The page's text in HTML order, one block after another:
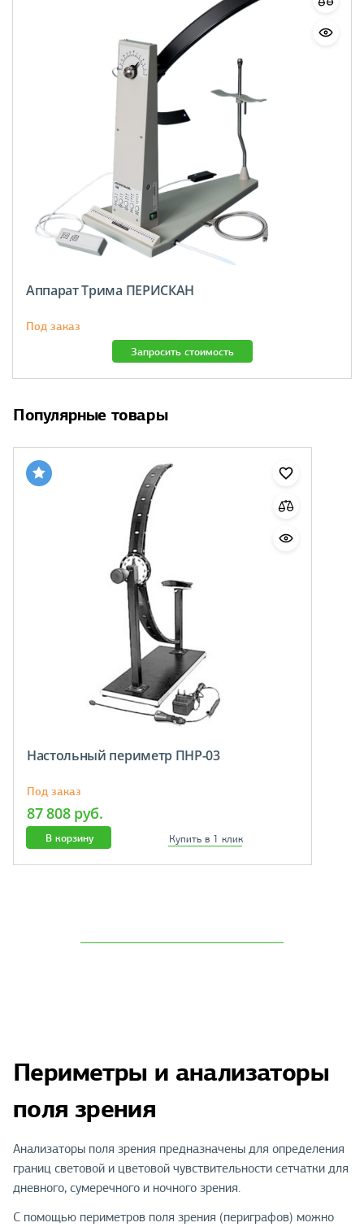
Аппарат Трима ПЕРИСКАН
Под заказ
Запросить стоимость
Популярные товары
Настольный периметр ПНР-03
Под заказ
87 808 руб.
В корзину Купить в 1 клик
Периметры и анализаторы
поля зрения
Анализаторы поля зрения предназначены для определения
границ световой и цветовой чувствительности сетчатки для
дневного, сумеречного и ночного зрения.
С помощью периметров поля зрения (периграфов) можно